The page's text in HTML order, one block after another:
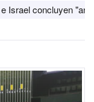
concluyen "antes